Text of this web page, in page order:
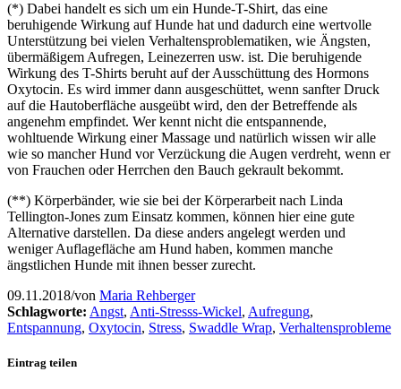
(*) Dabei handelt es sich um ein Hunde-T-Shirt, das eine
beruhigende Wirkung auf Hunde hat und dadurch eine wertvolle
Unterstützung bei vielen Verhaltensproblematiken, wie Ängsten,
übermäßigem Aufregen, Leinezerren usw. ist. Die beruhigende
Wirkung des T-Shirts beruht auf der Ausschüttung des Hormons
Oxytocin. Es wird immer dann ausgeschüttet, wenn sanfter Druck
auf die Hautoberfläche ausgeübt wird, den der Betreffende als
angenehm empfindet. Wer kennt nicht die entspannende,
wohltuende Wirkung einer Massage und natürlich wissen wir alle
wie so mancher Hund vor Verzückung die Augen verdreht, wenn er
von Frauchen oder Herrchen den Bauch gekrault bekommt.
(**) Körperbänder, wie sie bei der Körperarbeit nach Linda
Tellington-Jones zum Einsatz kommen, können hier eine gute
Alternative darstellen. Da diese anders angelegt werden und
weniger Auflagefläche am Hund haben, kommen manche
ängstlichen Hunde mit ihnen besser zurecht.
09.11.2018/von Maria Rehberger
Schlagworte: Angst, Anti-Stresss-Wickel, Aufregung,
Entspannung, Oxytocin, Stress, Swaddle Wrap, Verhaltensprobleme
Eintrag teilen